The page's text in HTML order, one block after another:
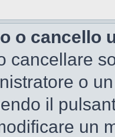
o cancello
cancellare
o
il
un